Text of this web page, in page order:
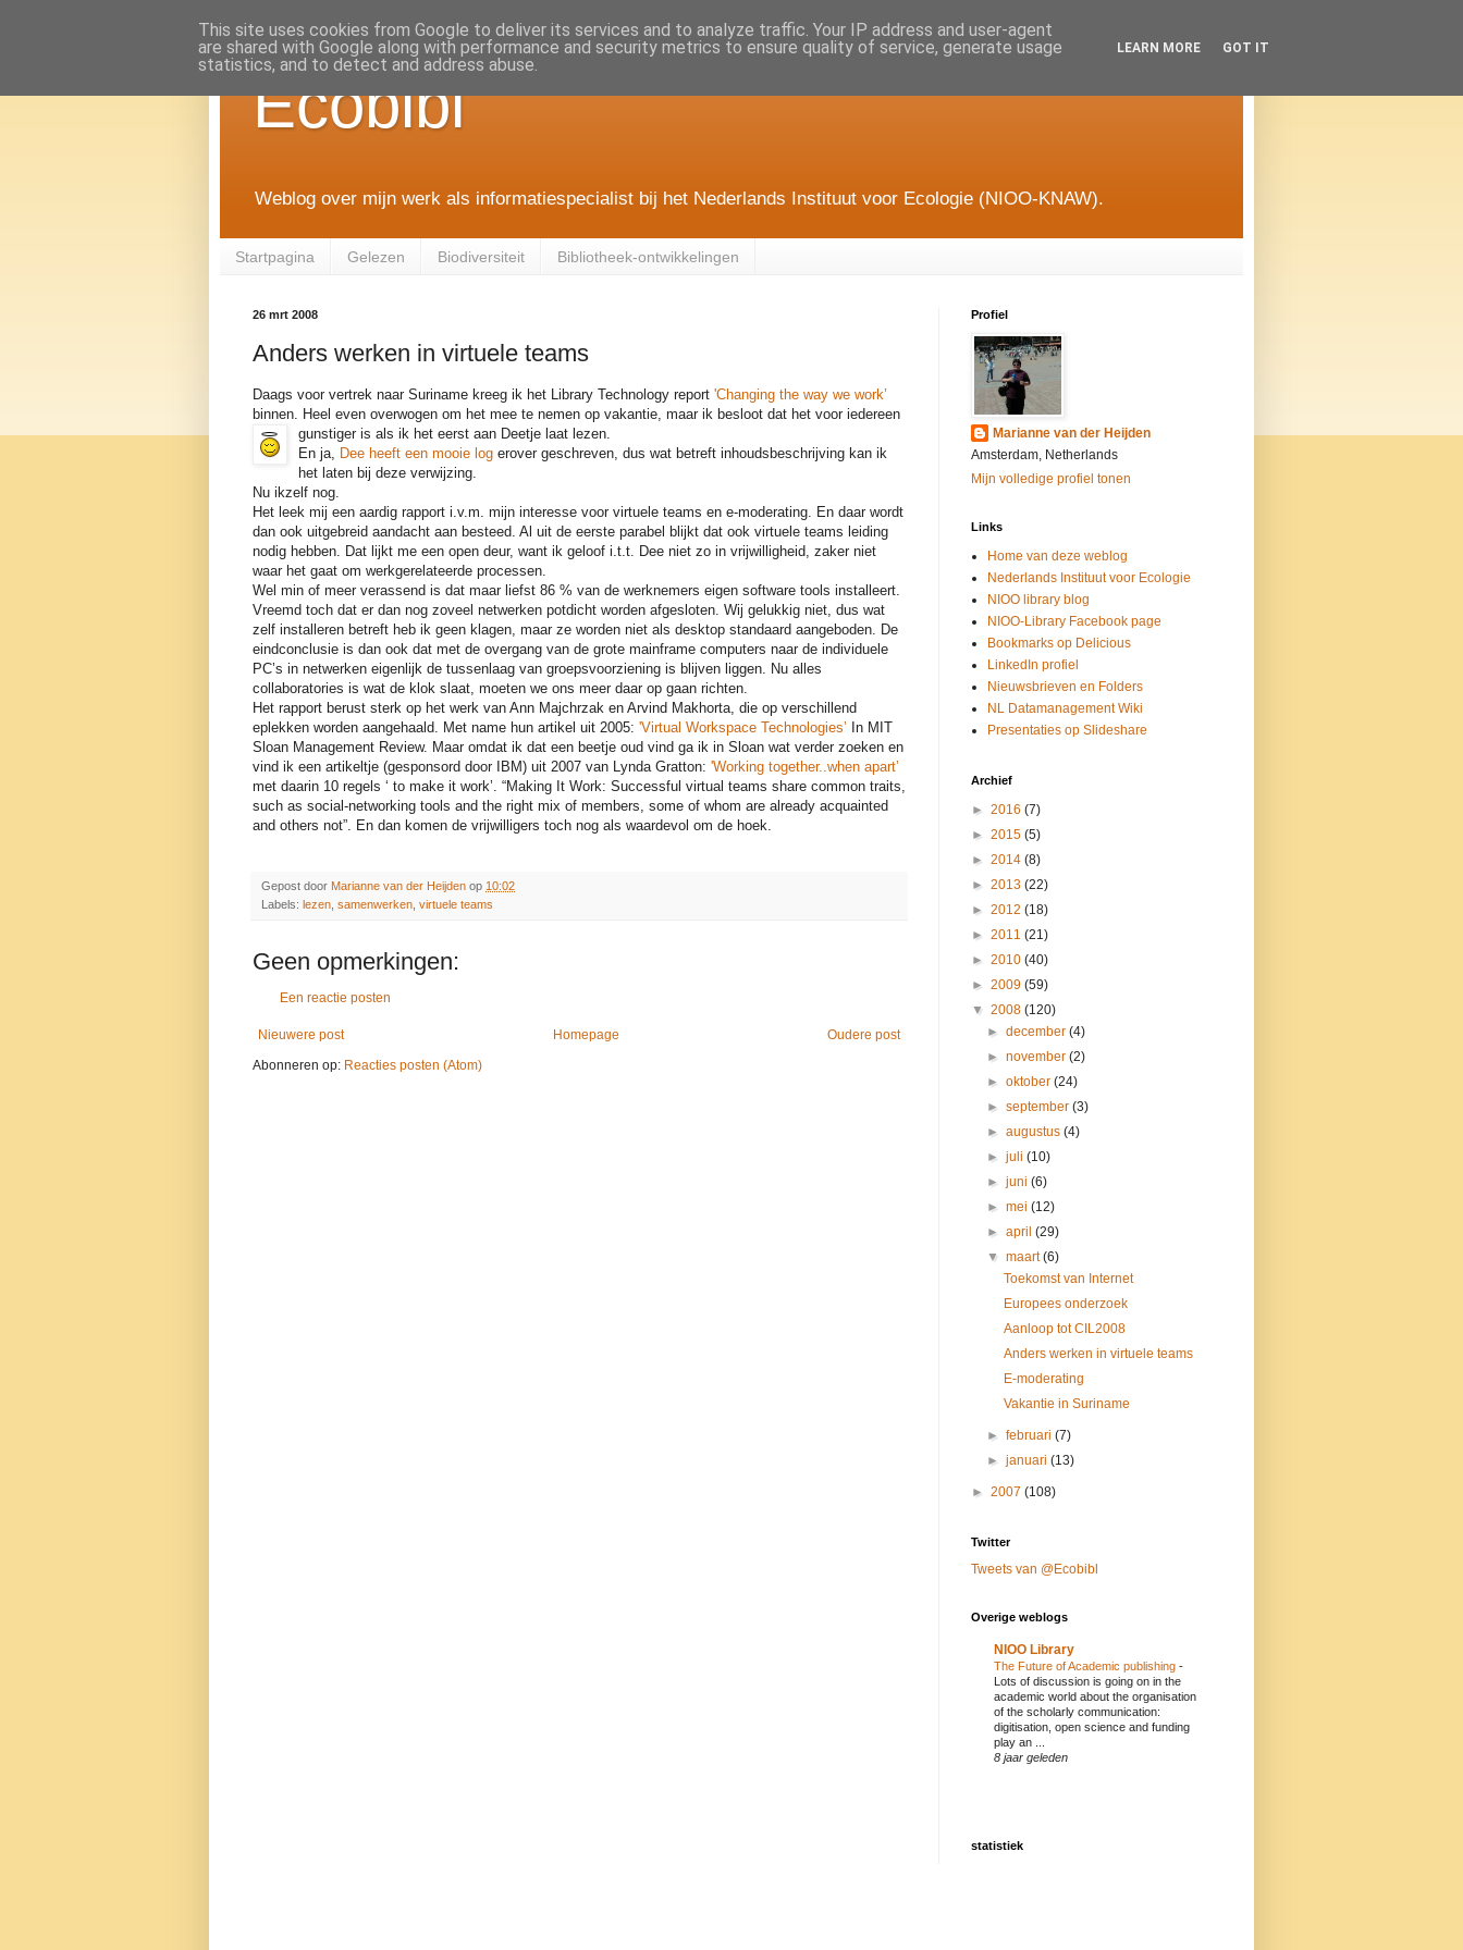
Ecobibl
Weblog over mijn werk als informatiespecialist bij het Nederlands Instituut voor Ecologie (NIOO-KNAW).
Startpagina Gelezen Biodiversiteit Bibliotheek-ontwikkelingen
26 mrt 2008
Anders werken in virtuele teams
Daags voor vertrek naar Suriname kreeg ik het Library Technology report 'Changing the way we work’
binnen. Heel even overwogen om het mee te nemen op vakantie, maar ik besloot dat het voor iedereen
gunstiger is als ik het eerst aan Deetje laat lezen.
En ja,
Dee heeft een mooie log erover geschreven, dus wat betreft inhoudsbeschrijving kan ik
het laten bij deze verwijzing.
Nu ikzelf nog.
Het leek mij een aardig rapport i.v.m. mijn interesse voor virtuele teams en e-moderating. En daar wordt
dan ook uitgebreid aandacht aan besteed. Al uit de eerste parabel blijkt dat ook virtuele teams leiding
nodig hebben. Dat lijkt me een open deur, want ik geloof i.t.t. Dee niet zo in vrijwilligheid, zaker niet
waar het gaat om werkgerelateerde processen.
Wel min of meer verassend is dat maar liefst 86 % van de werknemers eigen software tools installeert.
Vreemd toch dat er dan nog zoveel netwerken potdicht worden afgesloten. Wij gelukkig niet, dus wat
zelf installeren betreft heb ik geen klagen, maar ze worden niet als desktop standaard aangeboden. De
eindconclusie is dan ook dat met de overgang van de grote mainframe computers naar de individuele
PC’s in netwerken eigenlijk de tussenlaag van groepsvoorziening is blijven liggen. Nu alles
collaboratories is wat de klok slaat, moeten we ons meer daar op gaan richten.
Het rapport berust sterk op het werk van Ann Majchrzak en Arvind Makhorta, die op verschillend
eplekken worden aangehaald. Met name hun artikel uit 2005: 'Virtual Workspace Technologies’ In MIT
Sloan Management Review. Maar omdat ik dat een beetje oud vind ga ik in Sloan wat verder zoeken en
vind ik een artikeltje (gesponsord door IBM) uit 2007 van Lynda Gratton: 'Working together..when apart’
met daarin 10 regels ‘ to make it work’. “Making It Work: Successful virtual teams share common traits,
such as social-networking tools and the right mix of members, some of whom are already acquainted
and others not”. En dan komen de vrijwilligers toch nog als waardevol om de hoek.
Gepost door Marianne van der Heijden op 10:02
Labels: lezen samenwerken virtuele teams
Geen opmerkingen:
Een reactie posten
Nieuwere post Oudere post
Homepage
Abonneren op: Reacties posten (Atom)
Profiel
Marianne van der Heijden
Amsterdam, Netherlands
Mijn volledige profiel tonen
Links
Home van deze weblog
Nederlands Instituut voor Ecologie
NIOO library blog
NIOO-Library Facebook page
Bookmarks op Delicious
LinkedIn profiel
Nieuwsbrieven en Folders
NL Datamanagement Wiki
Presentaties op Slideshare
Archief
► 2016 (7)
► 2015 (5)
► 2014 (8)
► 2013 (22)
► 2012 (18)
► 2011 (21)
► 2010 (40)
► 2009 (59)
▼ 2008 (120)
►december(4)
►november(2)
►oktober(24)
►september(3)
►augustus(4)
►juli(10)
►juni(6)
►mei(12)
►april(29)
▼maart(6)
Toekomst van Internet
Europees onderzoek
Aanloop tot CIL2008
Anders werken in virtuele teams
E-moderating
Vakantie in Suriname
►februari(7)
►januari(13)
► 2007 (108)
Twitter
Tweets van @Ecobibl
Overige weblogs
NIOO Library
The Future of Academic publishing -
Lots of discussion is going on in the
academic world about the organisation
of the scholarly communication:
digitisation, open science and funding
play an ...
8 jaar geleden
statistiek
This site uses cookies from Google to deliver its services and to analyze traffic. Your IP address and user-agent
are shared with Google along with performance and security metrics to ensure quality of service, generate usage
statistics, and to detect and address abuse.
LEARN MORE GOT IT